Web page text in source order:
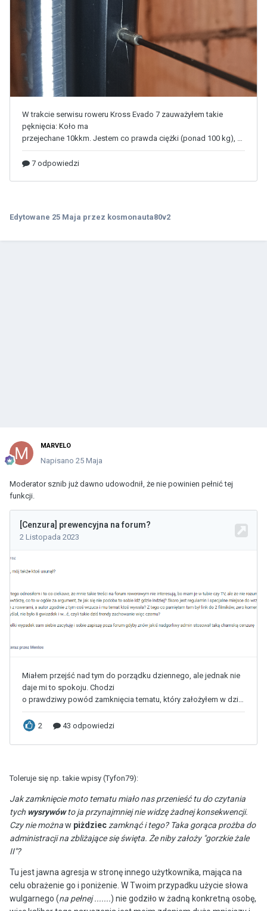
Edytowane 25 Maja przez kosmonauta80v2
MARVELO
Napisano 25 Maja
Moderator sznib już dawno udowodnił, że nie powinien pełnić tej
funkcji.
Toleruje się np. takie wpisy (Tyfon79):
Jak zamknięcie moto tematu miało nas przenieść tu do czytania
tych wysrywówto ja przynajmniej nie widzę żadnej konsekwencji.
Czy nie możnaw piżdzieczamknąć i tego? Taka gorąca prożba do
administracji na zbliżające się święta. Że niby założy "gorzkie żale
II"?
Tu jest jawna agresja w stronę innego użytkownika, mająca na
celu obrażenie go i poniżenie. W Twoim przypadku użycie słowa
wulgarnego (na pełnej .......) nie godziło w żadną konkretną osobę,